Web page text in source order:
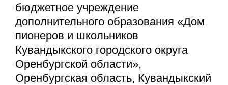
бюджетное учреждение
дополнительного образования «Дом
пионеров и школьников
Кувандыкского городского округа
Оренбургской области»,
Оренбургская область, Кувандыкский